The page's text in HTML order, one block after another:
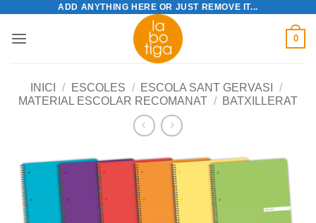
content
ADD ANYTHING HERE OR JUST REMOVE IT...
0
INICI / ESCOLES / ESCOLA SANT GERVASI
/
MATERIAL ESCOLAR RECOMANAT / BATXILLERAT